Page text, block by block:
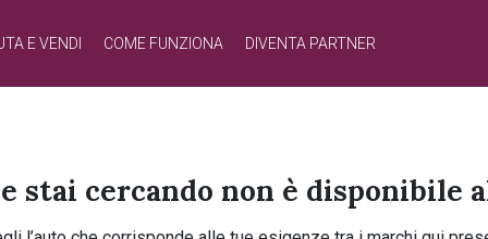
E VENDI COME FUNZIONA DIVENTA PARTNER
stai cercando non è disponibile